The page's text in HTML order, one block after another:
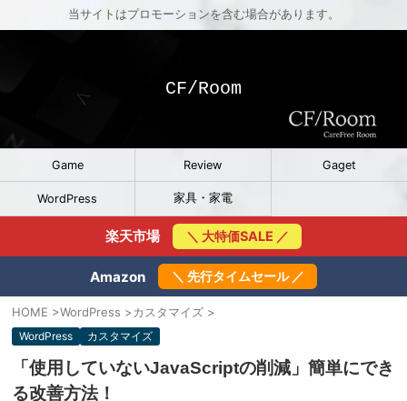
当サイトはプロモーションを含む場合があります。
CF/Room
Game Review Gaget
WordPress 家具・家電
楽天市場 ＼ 大特価SALE ／
Amazon ＼ 先行タイムセール ／
HOME >WordPress >カスタマイズ >
WordPress カスタマイズ
「使用していないJavaScriptの削減」簡単にでき
る改善方法！